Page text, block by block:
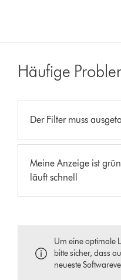
Häufige
Der Filter muss
Meine Anzeige ist
läuft schnell
Um eine optimale
bitte sicher, dass
neueste